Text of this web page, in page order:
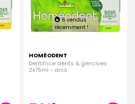
6 vendus
récemment !
HOMÉODENT
Dentifrice dents & gencives
2x75ml - anis